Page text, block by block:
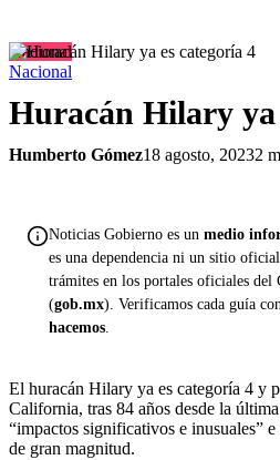
Nacional
Nacional
Huracán Hilary ya
Humberto Gómez18 agosto, 20232
Noticias Gobierno es un medio
es una dependencia ni un sitio
trámites en los portales oficiales del
(gob.mx). Verificamos cada guía
hacemos.
El huracán Hilary ya es categoría 4 y
California, tras 84 años desde la
“impactos significativos e inusuales”
de gran magnitud.